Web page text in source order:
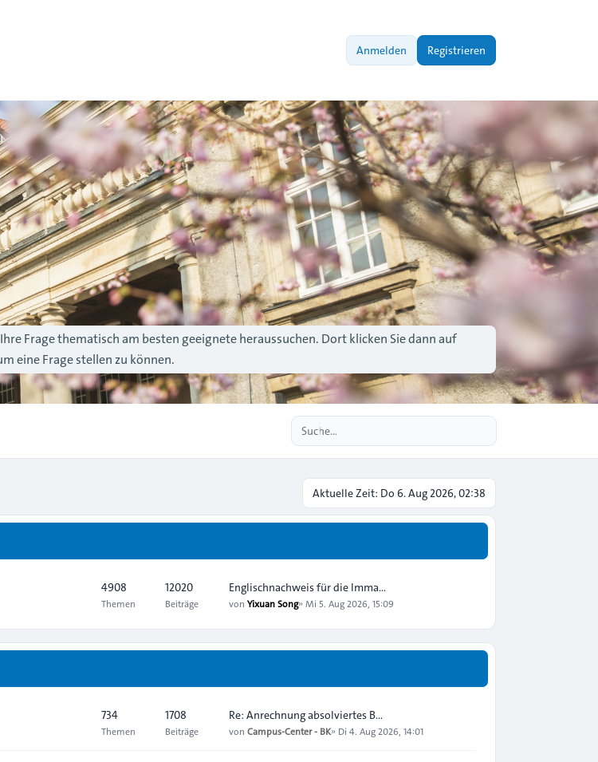
Anmelden Registrieren
Frage thematisch am besten geeignete heraussuchen. Dort klicken Sie dann auf
eine Frage stellen zu können.
Aktuelle Zeit: Do 6. Aug 2026, 02:38
4908
Themen
12020
Beiträge
Englischnachweis für die Imma…
von Yixuan Song» Mi 5. Aug 2026, 15:09
734
Themen
1708
Beiträge
Re: Anrechnung absolviertes B…
von Campus-Center - BK» Di 4. Aug 2026, 14:01